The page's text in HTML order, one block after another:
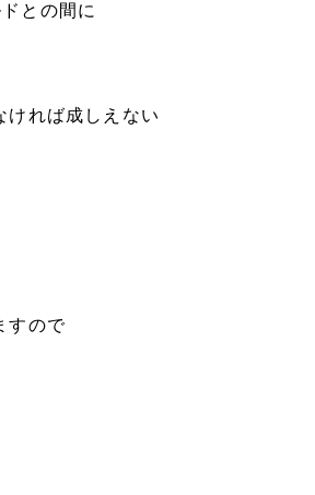
との間に
ければ成しえない
すので